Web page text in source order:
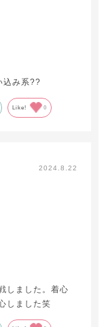
込み系??
Like! 0
2024.8.22
しました。着心
しました笑